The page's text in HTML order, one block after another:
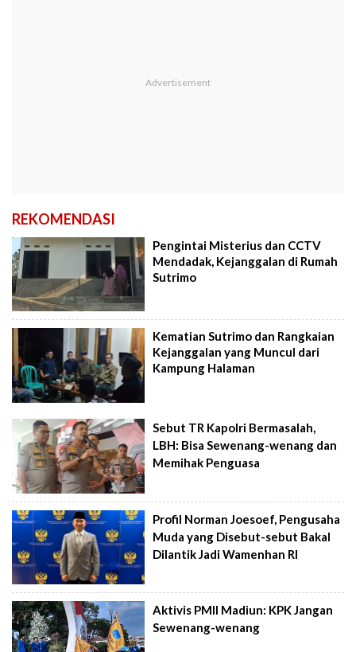
REKOMENDASI
Pengintai Misterius dan CCTV
Mendadak, Kejanggalan di Rumah
Sutrimo
Kematian Sutrimo dan Rangkaian
Kejanggalan yang Muncul dari
Kampung Halaman
Sebut TR Kapolri Bermasalah,
LBH: Bisa Sewenang-wenang dan
Memihak Penguasa
Profil Norman Joesoef, Pengusaha
Muda yang Disebut-sebut Bakal
Dilantik Jadi Wamenhan RI
Aktivis PMII Madiun: KPK Jangan
Sewenang-wenang